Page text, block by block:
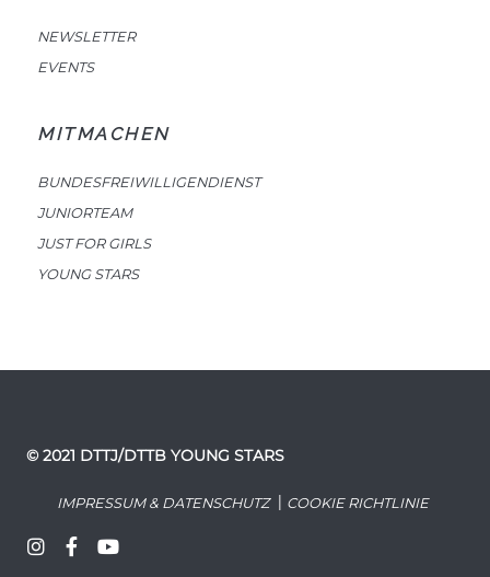
NEWSLETTER
EVENTS
MITMACHEN
BUNDESFREIWILLIGENDIENST
JUNIORTEAM
JUST FOR GIRLS
YOUNG STARS
© 2021 DTTJ/DTTB YOUNG STARS
IMPRESSUM & DATENSCHUTZ| COOKIE RICHTLINIE